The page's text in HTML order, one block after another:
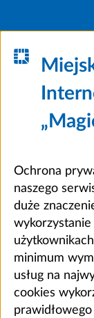
Ochrona
naszego
duże
minimum
usług na
cookies